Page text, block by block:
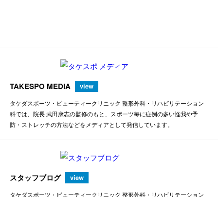
TAKESPO MEDIA view
タケダスポーツ・ビューティークリニック 整形外科・リハビリテーション
科では、院長 武田康志の監修のもと、スポーツ毎に症例の多い怪我や予
防・ストレッチの方法などをメディアとして発信しています。
スタッフブログ view
タケダスポーツ・ビューティークリニック 整形外科・リハビリテーション